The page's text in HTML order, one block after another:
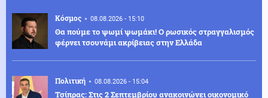
Κόσμος 08.08.2026 - 15:10
Θα πούμε το ψωμί ψωμάκι! Ο ρωσικός στραγγαλισμός
φέρνει τσουνάμι ακρίβειας στην Ελλάδα
Πολιτική 08.08.2026 - 15:04
Τσίπρας: Στις 2 Σεπτεμβρίου ανακοινώνει οικονομικό